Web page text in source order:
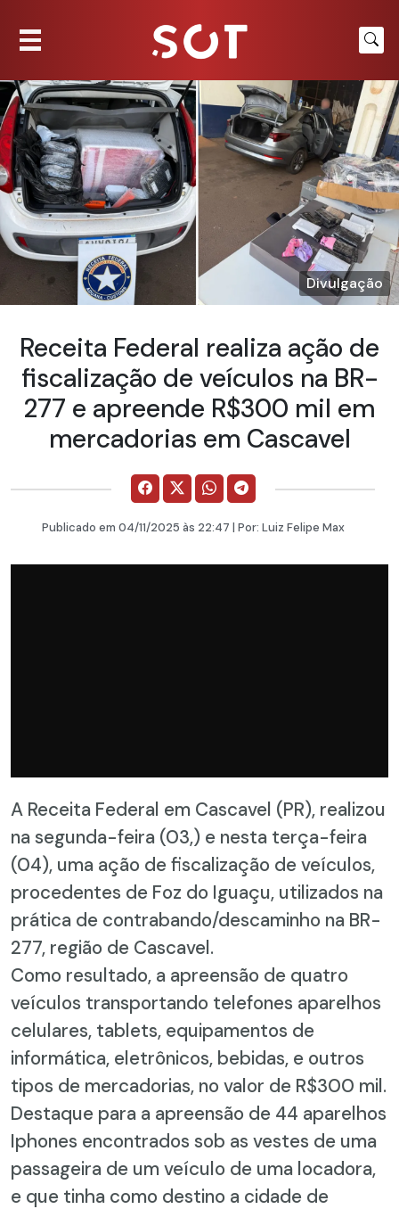
Divulgação
Receita Federal realiza ação de
fiscalização de veículos na BR-
277 e apreende R$300 mil em
mercadorias em Cascavel
Publicado em 04/11/2025 às 22:47 | Por: Luiz Felipe Max
A Receita Federal em Cascavel (PR), realizou
na segunda-feira (03,) e nesta terça-feira
(04), uma ação de fiscalização de veículos,
procedentes de Foz do Iguaçu, utilizados na
prática de contrabando/descaminho na BR-
277, região de Cascavel.
Como resultado, a apreensão de quatro
veículos transportando telefones aparelhos
celulares, tablets, equipamentos de
informática, eletrônicos, bebidas, e outros
tipos de mercadorias, no valor de R$300 mil.
Destaque para a apreensão de 44 aparelhos
Iphones encontrados sob as vestes de uma
passageira de um veículo de uma locadora,
e que tinha como destino a cidade de